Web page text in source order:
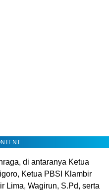
di antaranya Ketua
Ketua PBSI Klambir
Lima, Wagirun, S.Pd, serta